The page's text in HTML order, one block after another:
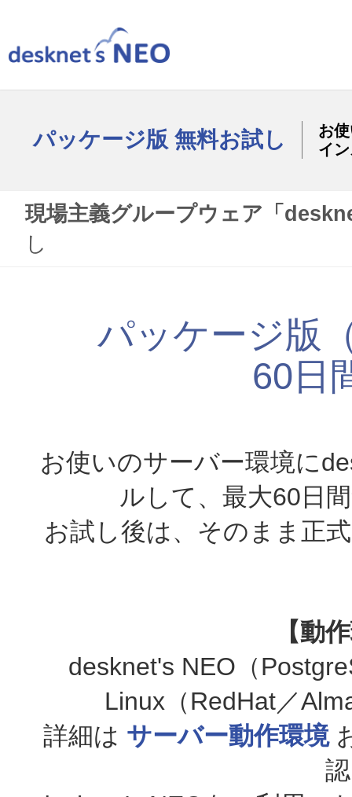
カタログ・資
セミナー
パッケージ版 無料お試し
お
イ
現場主義グループウェア「
し
パッケージ版
60日
お使いのサーバー環境に
ルして、最大60日
お試し後は、そのまま正
【動
desknet's NEO（
Linux（RedHat／
詳細は サーバー動作環境